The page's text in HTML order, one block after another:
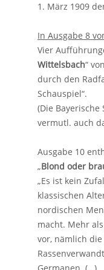
1. März 1909
In Ausgabe 8
Vier
Wittelsbach“
durch den
Schauspiel“.
(Die
vermutl. auch
Ausgabe 10
„Blond oder
„Es ist kein
klassischen
nordischen
macht. Mehr
vor, nämlich